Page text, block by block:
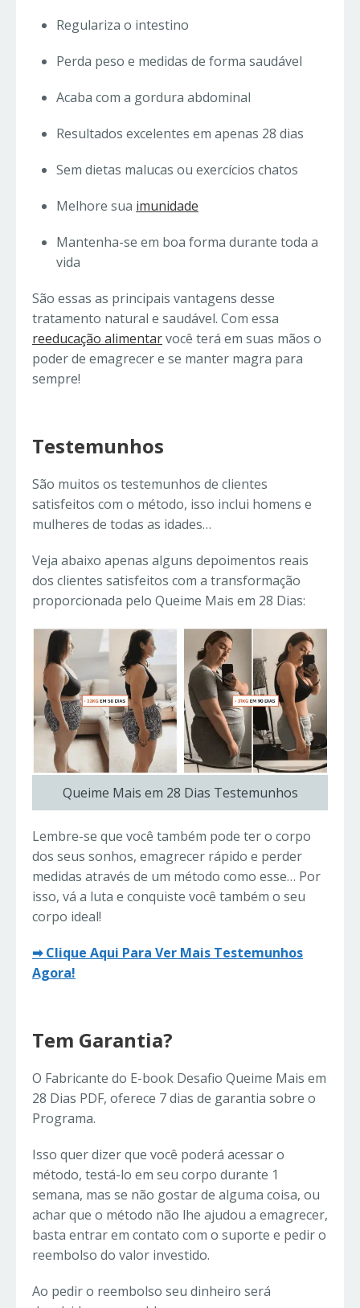
Regulariza o intestino
Perda peso e medidas de forma saudável
Acaba com a gordura abdominal
Resultados excelentes em apenas 28 dias
Sem dietas malucas ou exercícios chatos
Melhore sua imunidade
Mantenha-se em boa forma durante toda a
vida
São essas as principais vantagens desse
tratamento natural e saudável. Com essa
reeducação alimentarvocê terá em suas mãos o
poder de emagrecer e se manter magra para
sempre!
Testemunhos
São muitos os testemunhos de clientes
satisfeitos com o método, isso inclui homens e
mulheres de todas as idades…
Veja abaixo apenas alguns depoimentos reais
dos clientes satisfeitos com a transformação
proporcionada pelo Queime Mais em 28 Dias:
Queime Mais em 28 Dias Testemunhos
Lembre-se que você também pode ter o corpo
dos seus sonhos, emagrecer rápido e perder
medidas através de um método como esse… Por
isso, vá a luta e conquiste você também o seu
corpo ideal!
➡ Clique Aqui Para Ver Mais Testemunhos
Agora!
Tem Garantia?
O Fabricante do E-book Desafio Queime Mais em
28 Dias PDF, oferece 7 dias de garantia sobre o
Programa.
Isso quer dizer que você poderá acessar o
método, testá-lo em seu corpo durante 1
semana, mas se não gostar de alguma coisa, ou
achar que o método não lhe ajudou a emagrecer,
basta entrar em contato com o suporte e pedir o
reembolso do valor investido.
Ao pedir o reembolso seu dinheiro será